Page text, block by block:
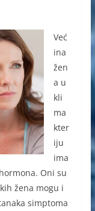
Već
ina
žen
a u
kli
ma
kter
iju
ima
Oni su
žena mogu i
simptoma